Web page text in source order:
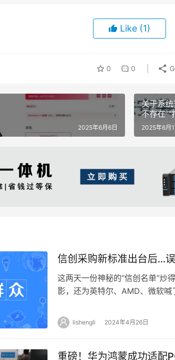
Like (1)
0 0
2025年6月6日
关于系
不存在
法！
2025年6月
信创采购新标准出台后…误
这两天一份神秘的“信创名单”炒
影，还为英特尔、AMD、微软
lishengli 2024年4月26日
重磅！华为鸿蒙成功适配